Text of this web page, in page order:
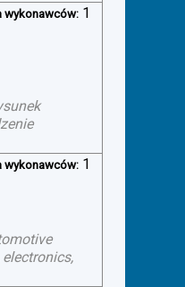
wykonawców: 1
wykonawców: 1